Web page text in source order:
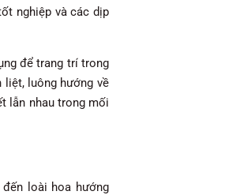
nghiệp và các dịp
để trang trí trong
luông hướng về
lẫn nhau trong mối
loài hoa hướng